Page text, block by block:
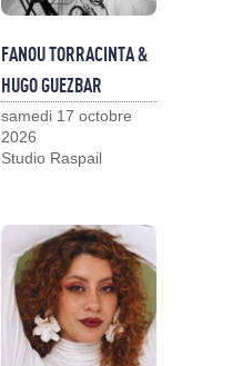
FANOU TORRACINTA &
HUGO GUEZBAR
samedi 17 octobre
2026
Studio Raspail